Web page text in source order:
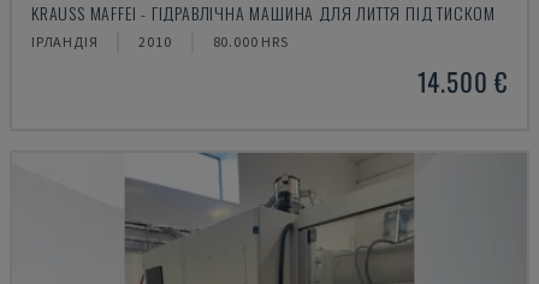
KRAUSS MAFFEI - ГІДРАВЛІЧНА МАШИНА ДЛЯ ЛИТТЯ ПІД ТИСКОМ
ІРЛАНДІЯ 2010 80.000 HRS
14.500 €